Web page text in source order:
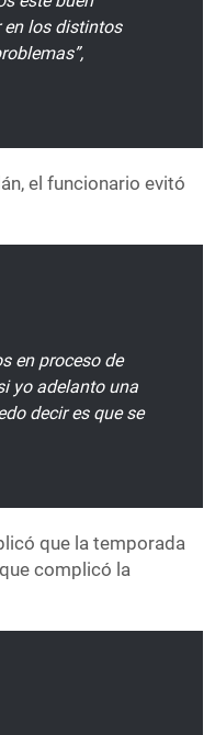
en los distintos
el funcionario evitó
en proceso de
yo adelanto una
decir es que se
que la temporada
complicó la